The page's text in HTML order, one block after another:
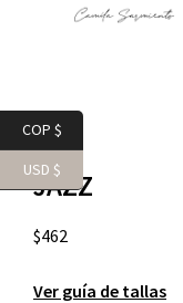
JAZZ
$462
Ver guía de tallas
COP $
USD $